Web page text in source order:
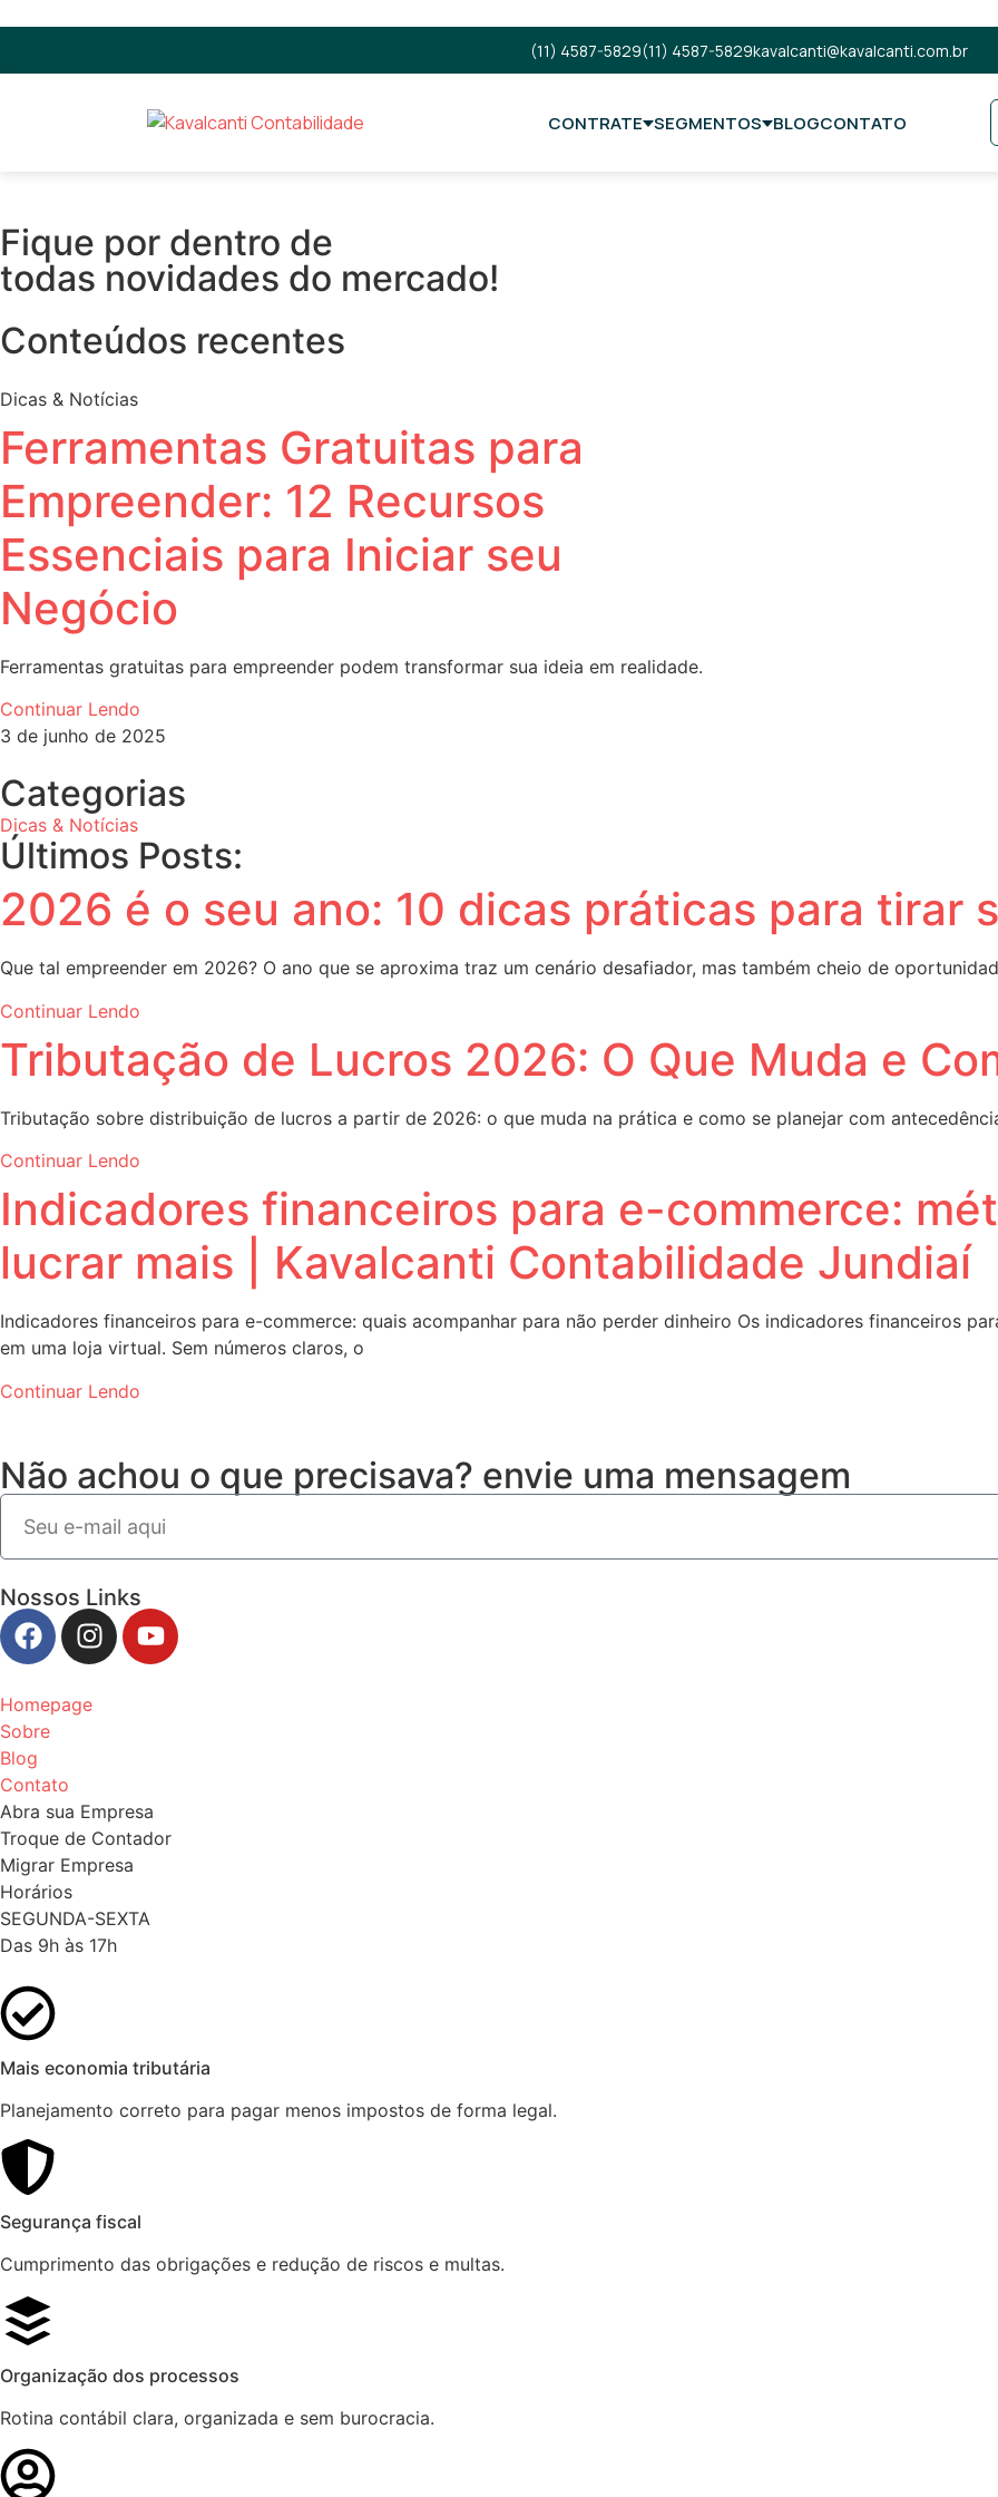
(11) 4587-5829(11) 4587-5829kavalcanti@kavalcanti.com.br
CONTRATE SEGMENTOS BLOGCONTATO
Fique por dentro de
todas novidades do mercado!
Conteúdos recentes
Dicas & Notícias
Ferramentas Gratuitas para
Empreender: 12 Recursos
Essenciais para Iniciar seu
Negócio
Ferramentas gratuitas para empreender podem transformar sua ideia em realidade.
Continuar Lendo
3 de junho de 2025
Categorias
Dicas & Notícias
Últimos Posts:
2026 é o seu ano: 10 dicas práticas para tirar
Que tal empreender em 2026? O ano que se aproxima traz um cenário desafiador, mas também cheio de
Continuar Lendo
Tributação de Lucros 2026: O Que Muda e
Tributação sobre distribuição de lucros a partir de 2026: o que muda na prática e como se planejar com
Continuar Lendo
Indicadores financeiros para e-commerce:
lucrar mais | Kavalcanti Contabilidade Jundiaí
Indicadores financeiros para e-commerce: quais acompanhar para não perder dinheiro Os indicadores financeiros
em uma loja virtual. Sem números claros, o
Continuar Lendo
Não achou o que precisava? envie uma mensagem
Nossos Links
Homepage
Sobre
Blog
Contato
Abra sua Empresa
Troque de Contador
Migrar Empresa
Horários
SEGUNDA-SEXTA
Das 9h às 17h
Mais economia tributária
Planejamento correto para pagar menos impostos de forma legal.
Segurança fiscal
Cumprimento das obrigações e redução de riscos e multas.
Organização dos processos
Rotina contábil clara, organizada e sem burocracia.